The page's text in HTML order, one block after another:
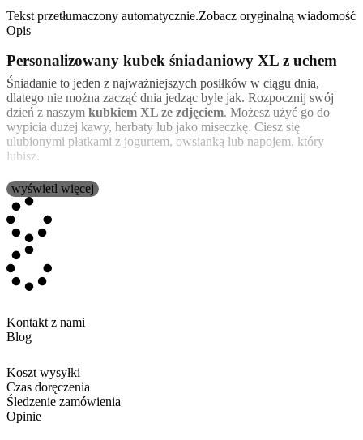
Tekst przetłumaczony automatycznie.Zobacz oryginalną wiadomość
Opis
Personalizowany kubek śniadaniowy XL z uchem
Śniadanie to jeden z najważniejszych posiłków w ciągu dnia,
dlatego nie można zacząć dnia jedząc byle jak. Rozpocznij swój
dzień z naszym kubkiem XL ze zdjęciem. Możesz użyć go do
wypicia dużej kawy, herbaty lub jako miseczkę. Ciesz się
ulubionymi płatkami z jogurtem, owsianką lub napojem, który
lubisz.
Tenceramiczny kubek śniadaniowy
płatki z mlekiem lub inne pożywne śniadanie. Posiada również
ucho, aby wygodniej było go trzymać. Dzięki materiałowi, z
którego jest wykonany, nadaje się do mikrofalówki i zmywarki.
To co czyni go wyjątkowym to personalizacja, z którą możesz go
wykonać. Zdjęcia, własna grafika lub jeden z naszych szablonów,
teksty, rysunki, wszystko, co można sobie wyobrazić, teraz można
Każdykubekjest wykonany z
czemu jest mocny i wytrzymały do ​​codziennego użytku. Ponadto te
kubkimająwygodny uchwyt
śniadania
wyświetl więcej
Kontakt z nami
Blog
Koszt wysyłki
Czas doręczenia
Śledzenie zamówienia
Opinie